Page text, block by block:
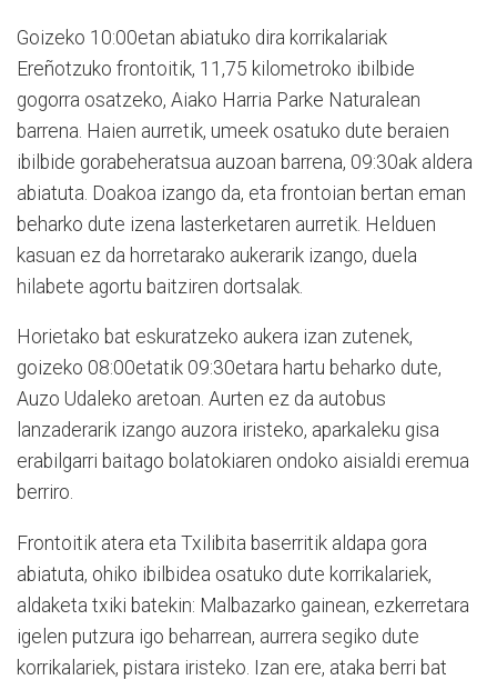
Goizeko 10:00etan abiatuko dira korrikalariak
Ereñotzuko frontoitik, 11,75 kilometroko ibilbide
gogorra osatzeko, Aiako Harria Parke Naturalean
barrena. Haien aurretik, umeek osatuko dute beraien
ibilbide gorabeheratsua auzoan barrena, 09:30ak aldera
abiatuta. Doakoa izango da, eta frontoian bertan eman
beharko dute izena lasterketaren aurretik. Helduen
kasuan ez da horretarako aukerarik izango, duela
hilabete agortu baitziren dortsalak.
Horietako bat eskuratzeko aukera izan zutenek,
goizeko 08:00etatik 09:30etara hartu beharko dute,
Auzo Udaleko aretoan. Aurten ez da autobus
lanzaderarik izango auzora iristeko, aparkaleku gisa
erabilgarri baitago bolatokiaren ondoko aisialdi eremua
berriro.
Frontoitik atera eta Txilibita baserritik aldapa gora
abiatuta, ohiko ibilbidea osatuko dute korrikalariek,
aldaketa txiki batekin: Malbazarko gainean, ezkerretara
igelen putzura igo beharrean, aurrera segiko dute
korrikalariek, pistara iristeko. Izan ere, ataka berri bat